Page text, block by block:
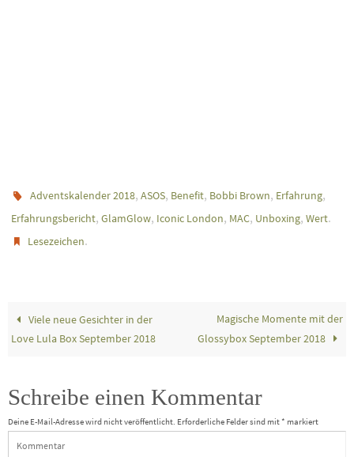
Adventskalender 2018,ASOS, Benefit, Bobbi Brown, Erfahrung,
Erfahrungsbericht, GlamGlow, Iconic London, MAC, Unboxing, Wert.
Lesezeichen.
Viele neue Gesichter in der
Love Lula Box September 2018
Magische Momente mit der
Glossybox September 2018
Schreibe einen Kommentar
Deine E-Mail-Adresse wird nicht veröffentlicht. Erforderliche Felder sind mit* markiert